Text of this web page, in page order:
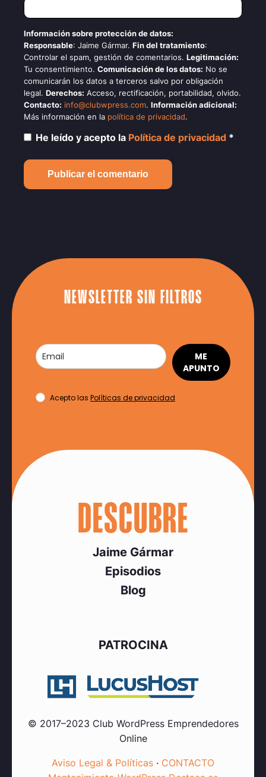
Información sobre protección de datos:
Responsable: Jaime Gármar. Fin del tratamiento:
Controlar el spam, gestión de comentarios. Legitimación:
Tu consentimiento. Comunicación de los datos: No se
comunicarán los datos a terceros salvo por obligación
legal. Derechos: Acceso, rectificación, portabilidad, olvido.
Contacto: info@clubwpress.com. Información adicional:
Más información en la política de privacidad.
He leído y acepto la Política de privacidad *
NEWSLETTER SIN FILTROS
ME
APUNTO
Acepto las Políticas de privacidad
DESCUBRE
Jaime Gármar
Episodios
Blog
PATROCINA
© 2017–2023 Club WordPress Emprendedores
Online
Aviso Legal & Políticas · CONTACTO